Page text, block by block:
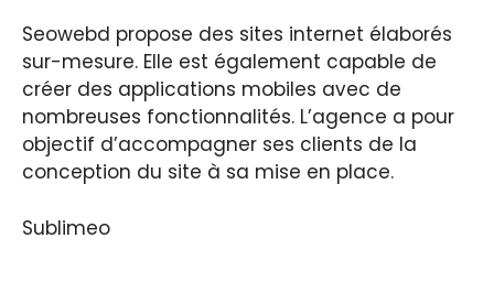
Seowebd propose des sites internet élaborés
sur-mesure. Elle est également capable de
créer des applications mobiles avec de
nombreuses fonctionnalités. L’agence a pour
objectif d’accompagner ses clients de la
conception du site à sa mise en place.
Sublimeo